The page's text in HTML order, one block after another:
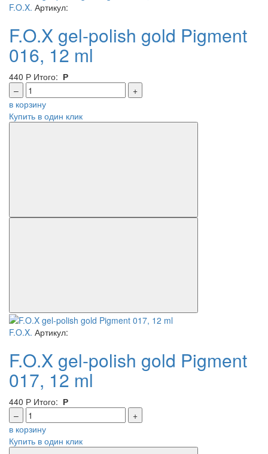
F.O.X. Артикул:
F.O.X gel-polish gold Pigment
016, 12 ml
440 Р Итого: Р
–
+
в корзину
Купить в один клик
F.O.X. Артикул:
F.O.X gel-polish gold Pigment
017, 12 ml
440 Р Итого: Р
–
+
в корзину
Купить в один клик